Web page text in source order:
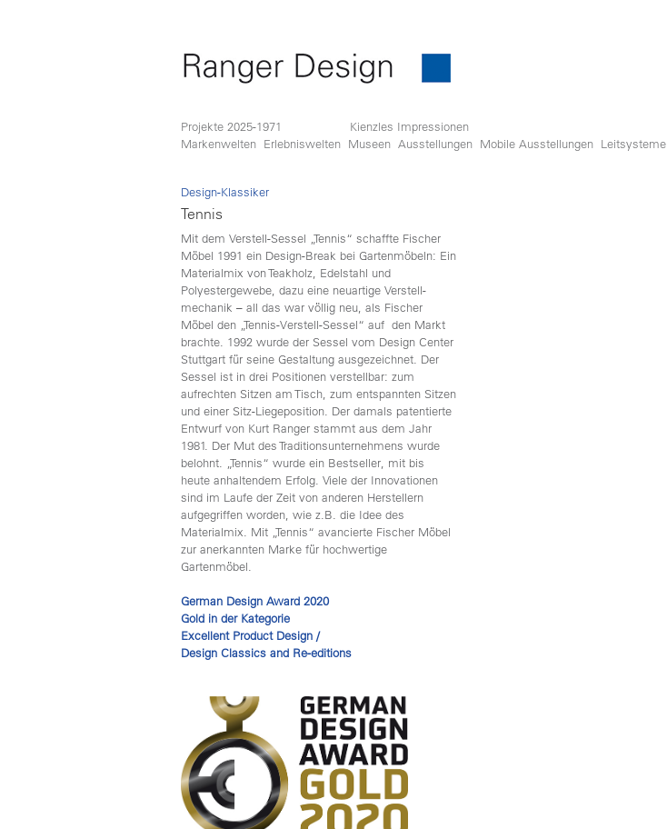
Projekte 2025-1971
Kienzles Impressionen
Markenwelten Erlebniswelten Museen Ausstellungen Mobile Ausstellungen Leitsysteme
Design-Klassiker
Tennis
Mit dem Verstell-Sessel „Tennis“ schaffte Fischer
Möbel 1991 ein Design-Break bei Gartenmöbeln: Ein
Materialmix von Teakholz, Edelstahl und
Polyestergewebe, dazu eine neuartige Verstell-
mechanik – all das war völlig neu, als Fischer
Möbel den „Tennis-Verstell-Sessel“ auf den Markt
brachte. 1992 wurde der Sessel vom Design Center
Stuttgart für seine Gestaltung ausgezeichnet. Der
Sessel ist in drei Positionen verstellbar: zum
aufrechten Sitzen am Tisch, zum entspannten Sitzen
und einer Sitz-Liegeposition. Der damals patentierte
Entwurf von Kurt Ranger stammt aus dem Jahr
1981. Der Mut des Traditionsunternehmens wurde
belohnt. „Tennis“ wurde ein Bestseller, mit bis
heute anhaltendem Erfolg. Viele der Innovationen
sind im Laufe der Zeit von anderen Herstellern
aufgegriffen worden, wie z.B. die Idee des
Materialmix. Mit „Tennis“ avancierte Fischer Möbel
zur anerkannten Marke für hochwertige
Gartenmöbel.
German Design Award 2020
Gold in der Kategorie
Excellent Product Design /
Design Classics and Re-editions